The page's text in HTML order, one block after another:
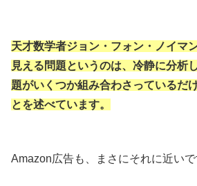
天才数学者ジョン・フォン・ノイマ
見える問題というのは、冷静に分析
題がいくつか組み合わさっているだ
とを述べています。
Amazon広告も、まさにそれに近いで